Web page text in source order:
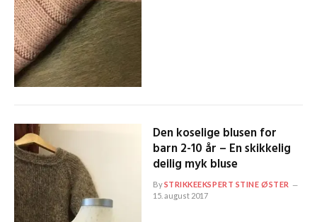
Den koselige blusen for
barn 2-10 år – En skikkelig
deilig myk bluse
BySTRIKKEEKSPERT STINE ØSTER
15. august 2017